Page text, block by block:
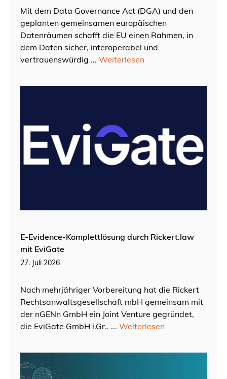
Mit dem Data Governance Act (DGA) und den
geplanten gemeinsamen europäischen
Datenräumen schafft die EU einen Rahmen, in
dem Daten sicher, interoperabel und
vertrauenswürdig ... Weiterlesen
E-Evidence-Komplettlösung durch Rickert.law
mit EviGate
27. Juli 2026
Nach mehrjähriger Vorbereitung hat die Rickert
Rechtsanwaltsgesellschaft mbH gemeinsam mit
der nGENn GmbH ein Joint Venture gegründet,
die EviGate GmbH i.Gr.. ... Weiterlesen